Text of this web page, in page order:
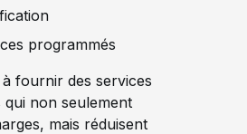
programmés
fournir des services
non seulement
mais réduisent